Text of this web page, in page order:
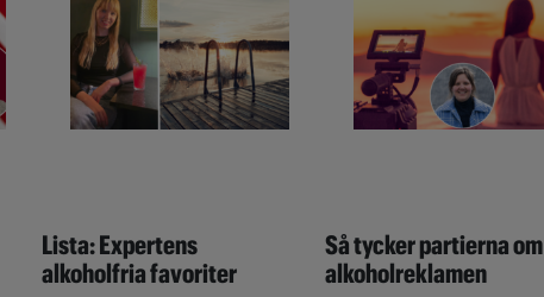
Lista: Expertens
alkoholfria favoriter
Så tycker partierna om
alkoholreklamen